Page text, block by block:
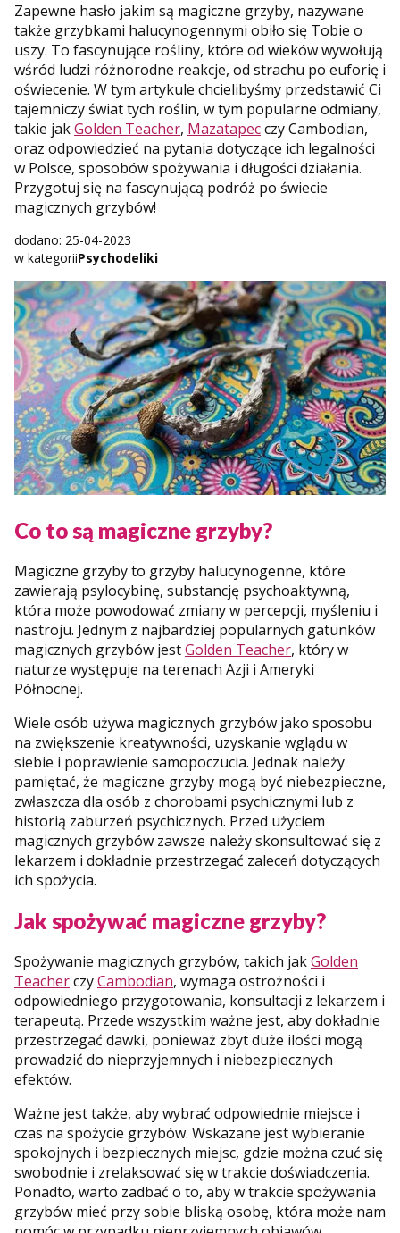
Zapewne hasło jakim są magiczne grzyby, nazywane
także grzybkami halucynogennymi obiło się Tobie o
uszy. To fascynujące rośliny, które od wieków wywołują
wśród ludzi różnorodne reakcje, od strachu po euforię i
oświecenie. W tym artykule chcielibyśmy przedstawić Ci
tajemniczy świat tych roślin, w tym popularne odmiany,
takie jakGolden Teacher, Mazatapecczy Cambodian,
oraz odpowiedzieć na pytania dotyczące ich legalności
w Polsce, sposobów spożywania i długości działania.
Przygotuj się na fascynującą podróż po świecie
magicznych grzybów!
dodano: 25-04-2023
w kategoriiPsychodeliki
Co to są magiczne grzyby?
Magiczne grzyby to grzyby halucynogenne, które
zawierają psylocybinę, substancję psychoaktywną,
która może powodować zmiany w percepcji, myśleniu i
nastroju. Jednym z najbardziej popularnych gatunków
magicznych grzybów jestGolden Teacher, który w
naturze występuje na terenach Azji i Ameryki
Północnej.
Wiele osób używa magicznych grzybów jako sposobu
na zwiększenie kreatywności, uzyskanie wglądu w
siebie i poprawienie samopoczucia. Jednak należy
pamiętać, że magiczne grzyby mogą być niebezpieczne,
zwłaszcza dla osób z chorobami psychicznymi lub z
historią zaburzeń psychicznych. Przed użyciem
magicznych grzybów zawsze należy skonsultować się z
lekarzem i dokładnie przestrzegać zaleceń dotyczących
ich spożycia.
Jak spożywać magiczne grzyby?
Spożywanie magicznych grzybów, takich jakGolden
TeacherczyCambodian, wymaga ostrożności i
odpowiedniego przygotowania, konsultacji z lekarzem i
terapeutą. Przede wszystkim ważne jest, aby dokładnie
przestrzegać dawki, ponieważ zbyt duże ilości mogą
prowadzić do nieprzyjemnych i niebezpiecznych
efektów.
Ważne jest także, aby wybrać odpowiednie miejsce i
czas na spożycie grzybów. Wskazane jest wybieranie
spokojnych i bezpiecznych miejsc, gdzie można czuć się
swobodnie i zrelaksować się w trakcie doświadczenia.
Ponadto, warto zadbać o to, aby w trakcie spożywania
grzybów mieć przy sobie bliską osobę, która może nam